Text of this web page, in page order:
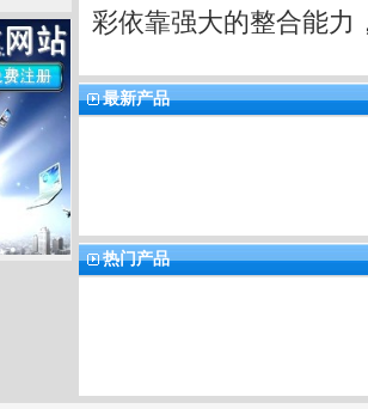
彩依靠强大的整合能力
最新产品
热门产品